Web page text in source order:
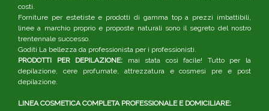
costi.
Forniture per estetiste e prodotti di gamma top a prezzi imbattibili,
linee a marchio proprio e proposte naturali sono il segreto del nostro
trentennale successo.
Goditi La bellezza da professionista per i professionisti.
PRODOTTI PER DEPILAZIONE: mai stata così facile! Tutto per la
depilazione, cere profumate, attrezzatura e cosmesi pre e post
depilazione.
LINEA COSMETICA COMPLETA PROFESSIONALE E DOMICILIARE: